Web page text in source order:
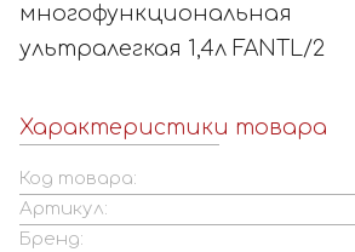
многофункциональная
ультралегкая 1,4л FANTL/2
Характеристики товара
Код товара:
Артикул:
Бренд: